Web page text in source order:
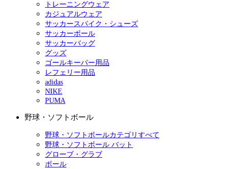
トレーニングウェア
カジュアルウェア
サッカースパイク・シューズ
サッカーボール
サッカーバッグ
グッズ
ゴールキーパー用品
レフェリー用品
adidas
NIKE
PUMA
野球・ソフトボール
野球・ソフトボールカテゴリすべて
野球・ソフトボール バット
グローブ・グラブ
ボール